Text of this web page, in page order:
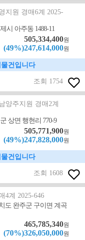
지원 경매6계 2025-
시 아주동 1488-11
505,334,400원
(49%)247,614,000원
건입니다
조회 1754
양주지원 경매2계
상면 행현리 770-9
505,771,900원
(49%)247,828,000원
건입니다
조회 1608
4계 2025-646
도 완주군 구이면 계곡
465,785,340원
(70%)326,050,000원